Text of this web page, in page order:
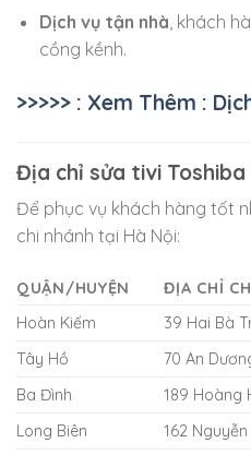
Dịch vụ tận nhà , khách
cồng kềnh.
>>>>> : Xem Thêm :
Địa chỉ sửa tivi Toshiba
Để phục vụ khách hàng tốt
chi nhánh tại Hà Nội:
QUẬN/HUYỆN
ĐỊA CHỈ
Hoàn Kiếm
39 Hai Bà
Tây Hồ
70 An
Ba Đình
189 Hoàng
Long Biên
162